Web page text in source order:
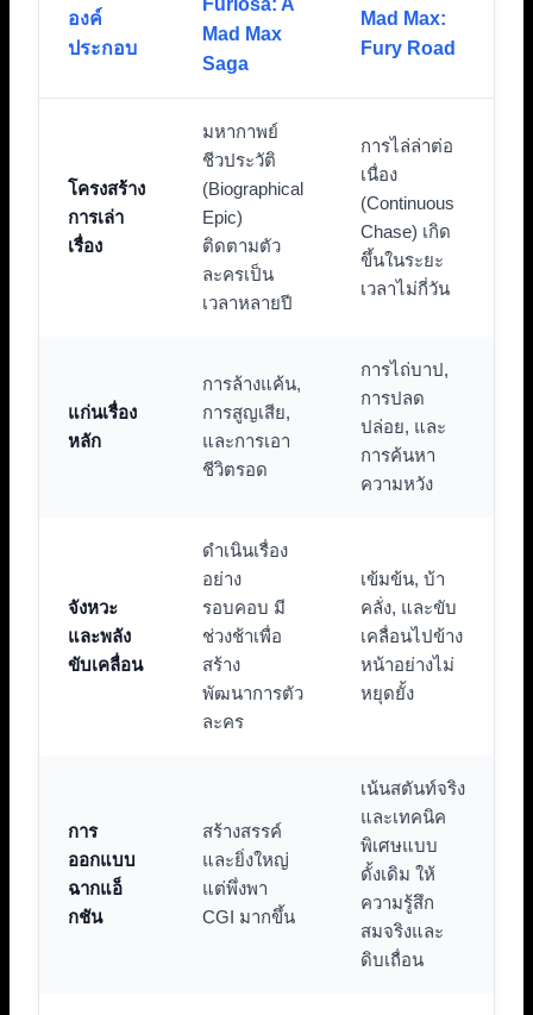
องค์
ประกอบ
Furiosa: A
Mad Max
Saga
Mad Max:
Fury Road
โครงสร้าง
การเล่า
เรื่อง
มหากาพย์
ชีวประวัติ
(Biographical
Epic)
ติดตามตัว
ละครเป็น
เวลาหลายปี
การไล่ล่าต่อ
เนื่อง
(Continuous
Chase) เกิด
ขึ้นในระยะ
เวลาไม่กี่วัน
แก่นเรื่อง
หลัก
การล้างแค้น,
การสูญเสีย,
และการเอา
ชีวิตรอด
การไถ่บาป,
การปลด
ปล่อย, และ
การค้นหา
ความหวัง
จังหวะ
และพลัง
ขับเคลื่อน
ดำเนินเรื่อง
อย่าง
รอบคอบ มี
ช่วงช้าเพื่อ
สร้าง
พัฒนาการตัว
ละคร
เข้มข้น, บ้า
คลั่ง, และขับ
เคลื่อนไปข้าง
หน้าอย่างไม่
หยุดยั้ง
การ
ออกแบบ
ฉากแอ็
กชัน
สร้างสรรค์
และยิ่งใหญ่
แต่พึ่งพา
CGI มากขึ้น
เน้นสตันท์จริง
และเทคนิค
พิเศษแบบ
ดั้งเดิม ให้
ความรู้สึก
สมจริงและ
ดิบเถื่อน